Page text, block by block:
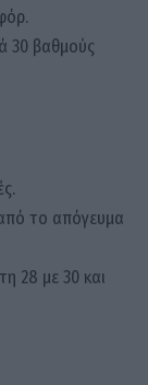
30 βαθμούς
το απόγευμα
28 με 30 και